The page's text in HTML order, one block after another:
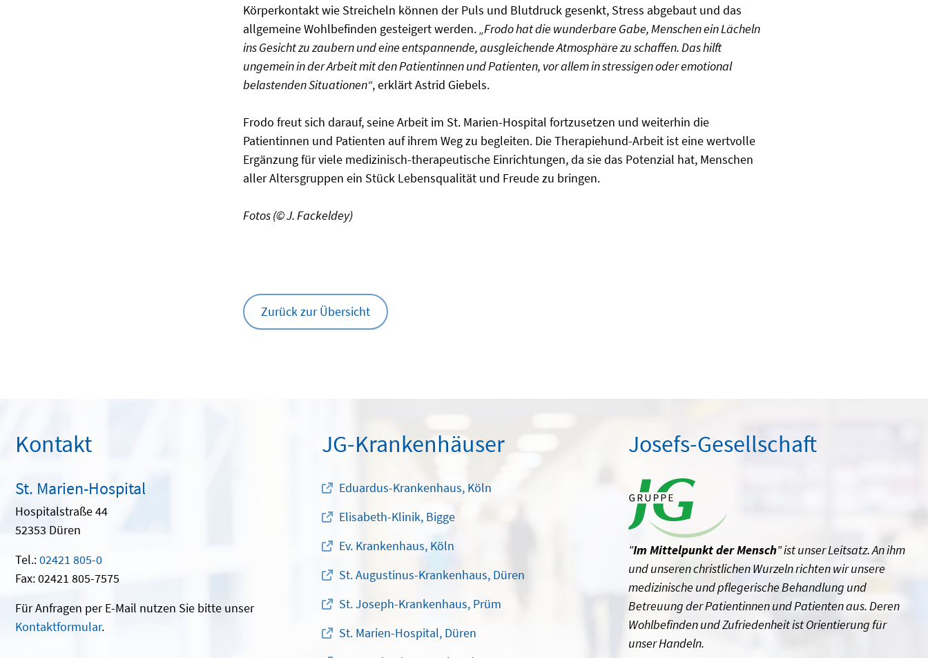
Körperkontakt wie Streicheln können der Puls und Blutdruck gesenkt, Stress abgebaut und das
allgemeine Wohlbefinden gesteigert werden.„Frodo hat die wunderbare Gabe, Menschen ein Lächeln
ins Gesicht zu zaubern und eine entspannende, ausgleichende Atmosphäre zu schaffen. Das hilft
ungemein in der Arbeit mit den Patientinnen und Patienten, vor allem in stressigen oder emotional
belastenden Situationen“, erklärt Astrid Giebels.
Frodo freut sich darauf, seine Arbeit im St. Marien-Hospital fortzusetzen und weiterhin die
Patientinnen und Patienten auf ihrem Weg zu begleiten. Die Therapiehund-Arbeit ist eine wertvolle
Ergänzung für viele medizinisch-therapeutische Einrichtungen, da sie das Potenzial hat, Menschen
aller Altersgruppen ein Stück Lebensqualität und Freude zu bringen.
Fotos (© J. Fackeldey)
Zurück zur Übersicht
Kontakt
St. Marien-Hospital
Hospitalstraße 44
52353 Düren
Tel.:02421 805-0
Fax: 02421 805-7575
Für Anfragen per E-Mail nutzen Sie bitte unser
Kontaktformular.
JG-Krankenhäuser
Eduardus-Krankenhaus, Köln
Elisabeth-Klinik, Bigge
Ev. Krankenhaus, Köln
St. Augustinus-Krankenhaus, Düren
St. Joseph-Krankenhaus, Prüm
St. Marien-Hospital, Düren
Josefs-Gesellschaft
"Im Mittelpunkt der Mensch" ist unser Leitsatz. An ihm
und unseren christlichen Wurzeln richten wir unsere
medizinische und pflegerische Behandlung und
Betreuung der Patientinnen und Patienten aus. Deren
Wohlbefinden und Zufriedenheit ist Orientierung für
unser Handeln.